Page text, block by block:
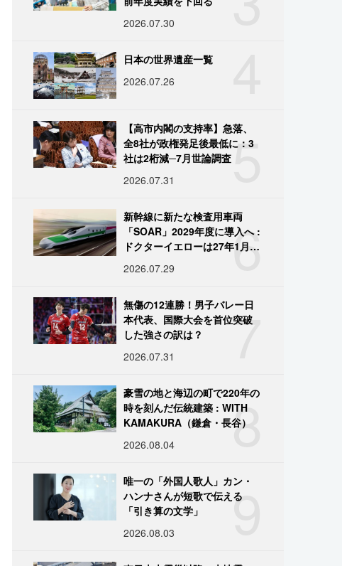
2026.07.30
日本の世界遺産一覧
2026.07.26
5
【高市内閣の支持率】急落、
全8社が政権発足後最低に：3
社は2桁減─7月世論調査
2026.07.31
6
新幹線に新たな検査用車両
「SOAR」2029年度に導入へ :
ドクターイエローは27年1月に
2026.07.29
7
無傷の12連勝！男子バレー日
本代表、国際大会を首位突破
した強さの訳は？
2026.07.31
8
豪雪の地と海辺の町で220年の
時を刻んだ伝統建築 : WITH
KAMAKURA（鎌倉・長谷）
2026.08.04
9
唯一の「外国人歌人」カン・
ハンナさんが短歌で伝える
「引き算の文学」
2026.08.03